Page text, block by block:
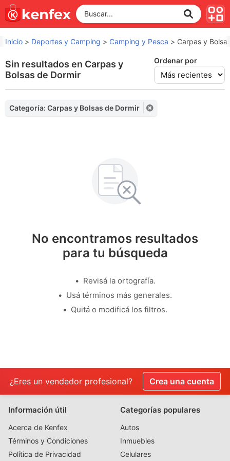
Inicio > Deportes y Camping > Camping y Pesca > Carpas y
Sin resultados en Carpas y
Bolsas de Dormir
Ordenar por
Categoría: Carpas y Bolsas de Dormir
No encontramos resultados
para tu búsqueda
Revisá la ortografía.
Usá términos más generales.
Quitá o modificá los filtros.
¿Eres un vendedor profesional? Crea una cuenta
Información útil
Acerca de Kenfex
Términos y Condiciones
Política de Privacidad
Categorías populares
Autos
Inmuebles
Celulares